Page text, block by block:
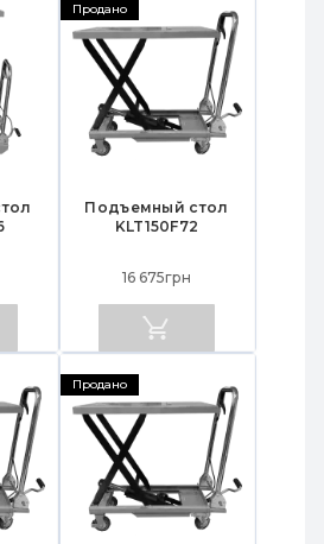
Продано
Подъемный стол
KLT150F72
16 675грн
Продано